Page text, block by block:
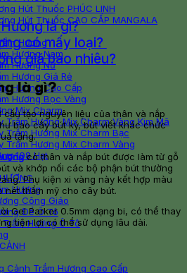
Hút Thuốc PHÚC LINH
Hút Thuốc CAO CẤP MANGALA
Hương
Hương Nam
Hương Nữ
Hương Giá Rẻ
Hương Cao Cấp
Hương Bọc Vàng
Mix Charm
Trầm Hương Mix Charm Vàng Kim Mã
Trầm Hương Mix Charm Bạc
Trầm Hương Mix Charm Vàng
108 Hạt
Hương
Công Giáo
Để Ô Tô
Hương Ô Tô
Cảnh Trầm Hương Cao Cấp
là gì?
có mấy loại?
giá bao nhiêu?
là gì?
tạo nguyên liệu của thân và nắp
bao cây bút ký, bút viết khác chức
tặng.
có thân và nắp bút được làm từ gỗ
và khớp nối các bộ phận bút thường
Phụ kiện xi vàng này kết hợp màu
nét thẩm mỹ cho cây bút.
Gel Parker 0.5mm dạng bi, có thể thay
tiện lợi có thể sử dụng lâu dài.